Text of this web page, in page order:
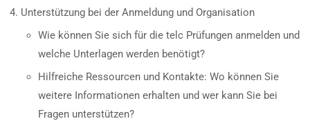
Unterstützung bei der Anmeldung und Organisation
Wie können Sie sich für die telc Prüfungen anmelden und
welche Unterlagen werden benötigt?
Hilfreiche Ressourcen und Kontakte: Wo können Sie
weitere Informationen erhalten und wer kann Sie bei
Fragen unterstützen?